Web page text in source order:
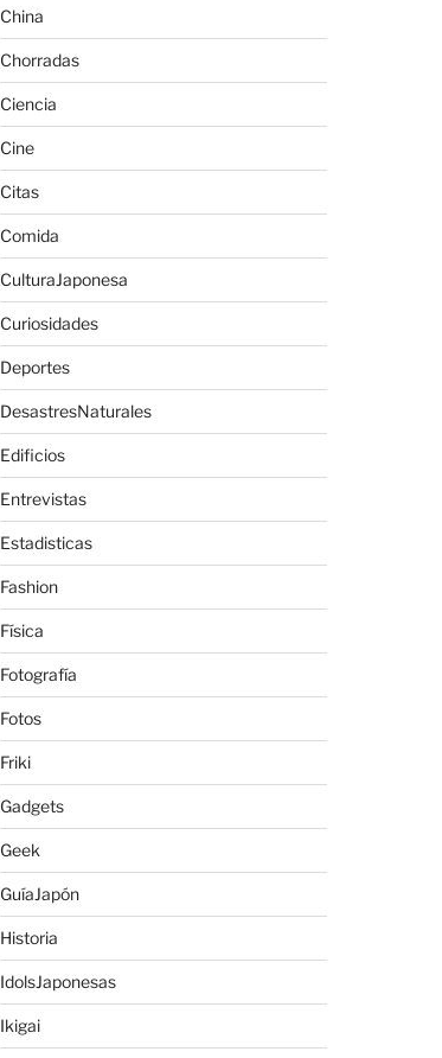
China
Chorradas
Ciencia
Cine
Citas
Comida
CulturaJaponesa
Curiosidades
Deportes
DesastresNaturales
Edificios
Entrevistas
Estadisticas
Fashion
Física
Fotografía
Fotos
Friki
Gadgets
Geek
GuíaJapón
Historia
IdolsJaponesas
Ikigai